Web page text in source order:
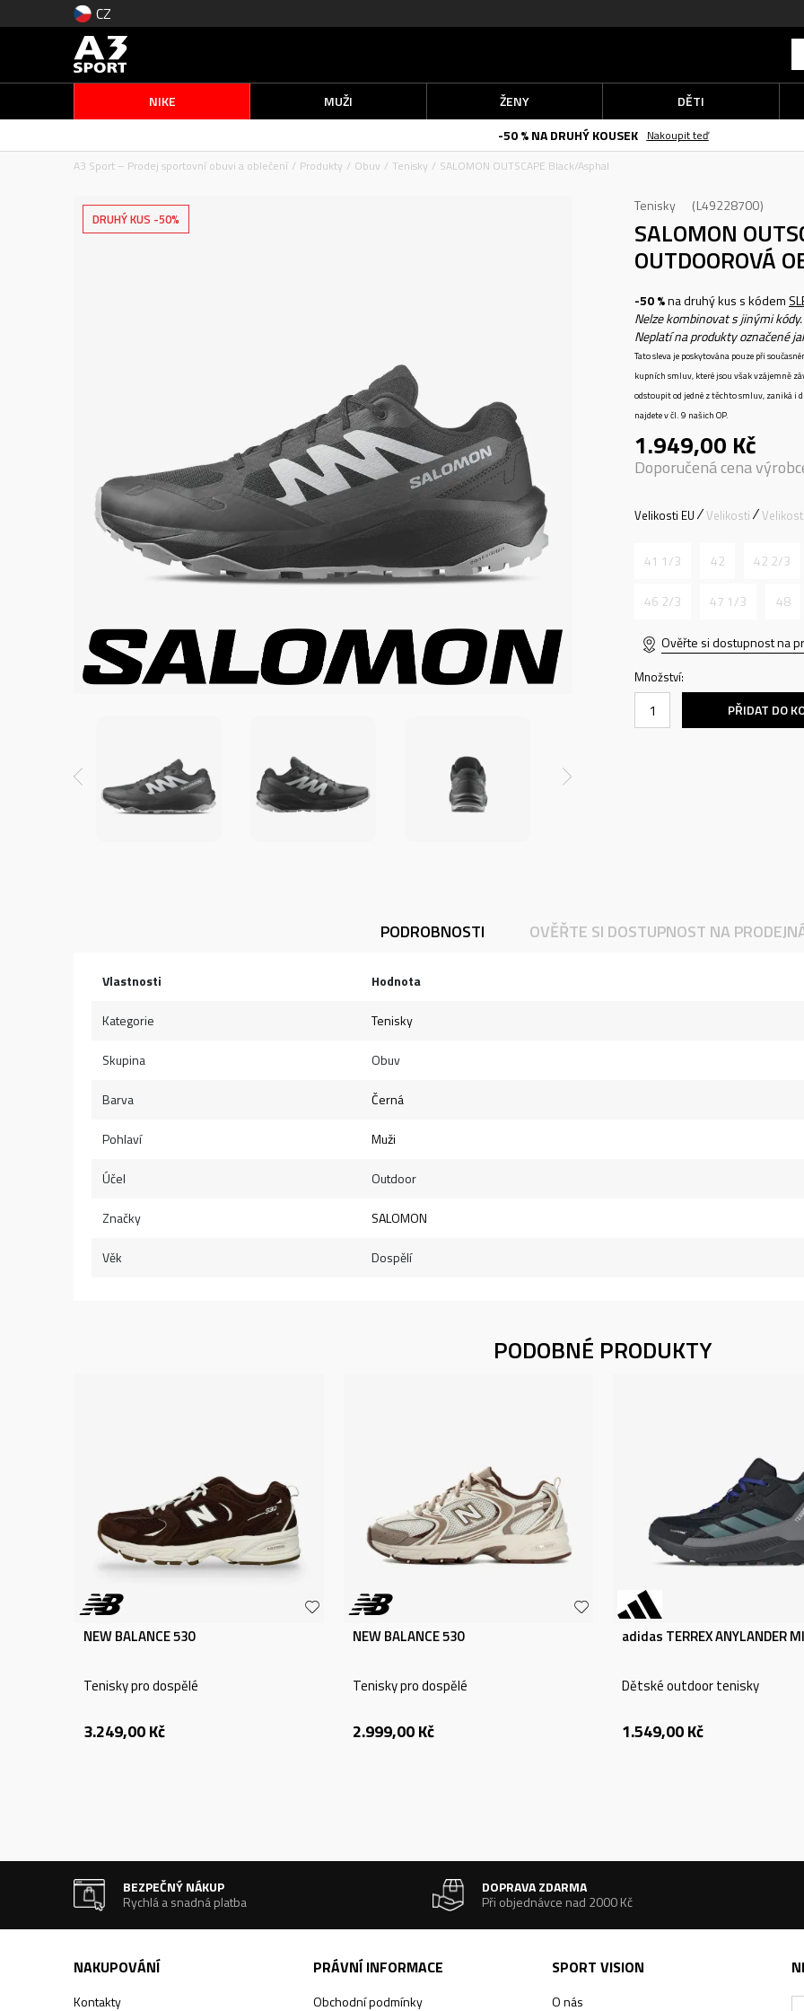
CZ
NIKE MUŽI ŽENY
DĚTI
-50 % NA DRUHÝ KOUSEK
Nakoupit teď
A3 Sport – Prodej sportovní obuvi a oblečení
Produkty Obuv Tenisky SALOMON OUTSCAPE Black/Asphal
DRUHÝ KUS -50%
Tenisky L49228700
SALOMON
OUTDOOROVÁ
-50 %na druhý kus s kódem
Nelze kombinovat s jinými kódy.
Neplatí na produkty označené
Tato sleva je poskytována pouze při
kupních smluv, které jsou však vzájemně
odstoupit od jedné z těchto smluv, zaniká i
najdete v čl. 9 našich OP.
1.949,00 Kč
Doporučená cena
Velikosti EU Velikosti
41 1/3 42 42 2/3
46 2/3 47 1/3 48
Ověřte si dostupnost na
Množství:
PŘIDAT DO
PODROBNOSTI OVĚŘTE SI DOSTUPNOST NA
Vlastnosti Hodnota
Kategorie Tenisky
Skupina Obuv
Barva Černá
Pohlaví Muži
Účel Outdoor
Značky SALOMON
Věk Dospělí
PODOBNÉ PRODUKTY
NEW BALANCE 530
Tenisky pro dospělé
3.249,00Kč
NEW BALANCE 530
Tenisky pro dospělé
2.999,00Kč
adidas TERREX ANYLANDER
Dětské outdoor tenisky
1.549,00Kč
BEZPEČNÝ NÁKUP
Rychlá a snadná platba
DOPRAVA ZDARMA
Při objednávce nad 2000 Kč
NAKUPOVÁNÍ
Kontakty
PRÁVNÍ INFORMACE
Obchodní podmínky
SPORT VISION
O nás